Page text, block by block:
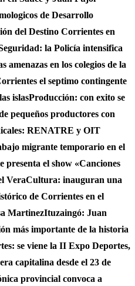
de Desarrollo
del Destino Corrientes en
la Policía intensifica
amenazas en los colegios de la
el septimo contingente
islasProducción: con exito se
pequeños productores con
RENATRE y OIT
migrante temporario en el
el show «Canciones
VeraCultura: inauguran una
de Corrientes en el
MartinezItuzaingó: Juan
más importante de la historia
se viene la II Expo Deportes,
capitalina desde el 23 de
provincial convoca a